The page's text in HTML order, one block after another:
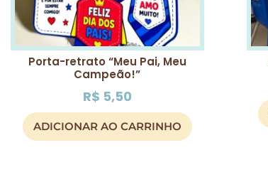
Porta-retrato “Meu Pai, Meu
Campeão!”
R$ 5,50
ADICIONAR AO CARRINHO